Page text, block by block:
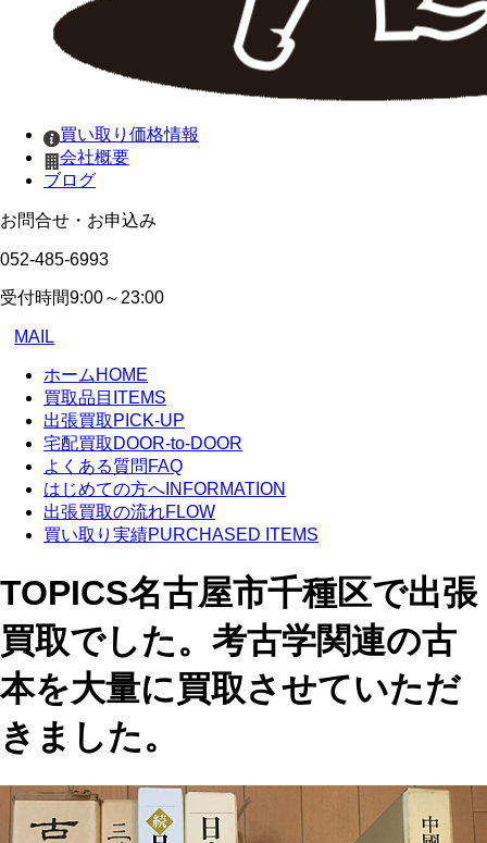
買い取り価格情報
会社概要
ブログ
お問合せ・お申込み
052-485-6993
受付時間9:00～23:00
MAIL
ホーム HOME
買取品目 ITEMS
出張買取 PICK-UP
宅配買取 DOOR-to-DOOR
よくある質問 FAQ
はじめての方へ INFORMATION
出張買取の流れFLOW
買い取り実績PURCHASED ITEMS
TOPICS名古屋市千種区で出張
買取でした。考古学関連の古
本を大量に買取させていただ
きました。